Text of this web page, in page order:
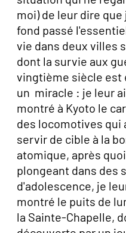
moi) de leur dire que
fond passé
vie dans deux villes
dont la survie aux
vingtième siècle est
un  miracle : je leur
montré à Kyoto le
des locomotives qui
servir de cible à la
atomique, après
plongeant dans des
d'adolescence, je
montré le puits de
la Sainte-Chapelle,